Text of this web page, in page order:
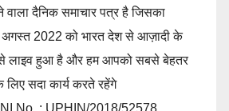
वाला दैनिक समाचार पत्र है जिसका
2022 को भारत देश से आज़ादी के
लाइव हुआ है और हम आपको सबसे बेहतर
लिए सदा कार्य करते रहेंगे
No. : UPHIN/2018/52578